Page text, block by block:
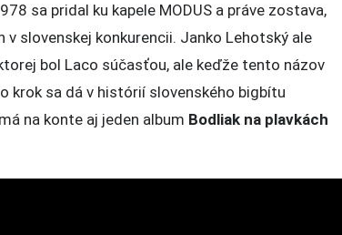
sa pridal ku kapele MODUS a práve zostava,
slovenskej konkurencii. Janko Lehotský ale
bol Laco súčasťou, ale keďže tento názov
krok sa dá v histórií slovenského bigbítu
na konte aj jeden album Bodliak na plavkách